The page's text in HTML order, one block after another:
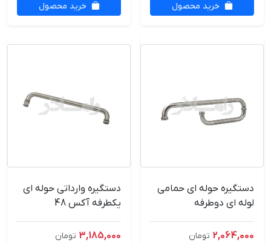
خرید محصول خرید محصول
دستگیره حوله ای حمامی
لوله ای دوطرفه
وارداتی
2,064,000 تومان
دستگیره وارداتی حوله ای
یکطرفه آکس 48
3,185,000 تومان